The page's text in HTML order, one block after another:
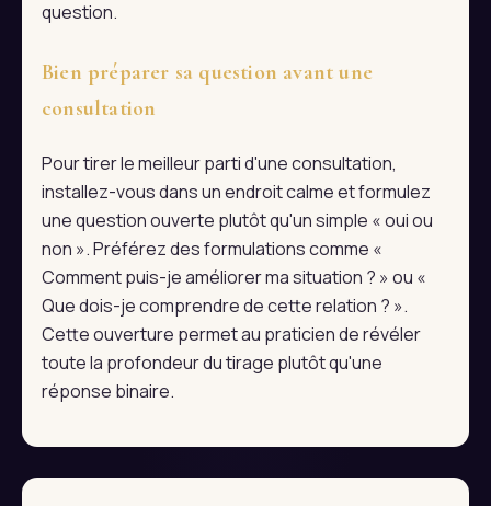
question.
Bien préparer sa question avant une
consultation
Pour tirer le meilleur parti d'une consultation,
installez-vous dans un endroit calme et formulez
une question ouverte plutôt qu'un simple « oui ou
non ». Préférez des formulations comme «
Comment puis-je améliorer ma situation ? » ou «
Que dois-je comprendre de cette relation ? ».
Cette ouverture permet au praticien de révéler
toute la profondeur du tirage plutôt qu'une
réponse binaire.